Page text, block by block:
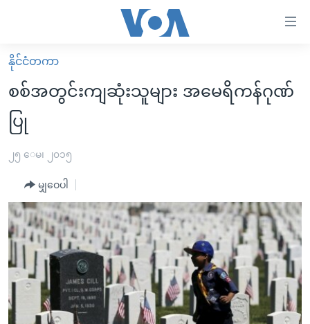
လွယ်ကူ
စေ
သည့်
Link
များ
အကြောင်းအရာ
သို့
ကျော်
ကြည့်
အ
မူလစာမျက်နှာ
မြန်မာ
ကမ္ဘာ့သတင်းများ
အစ္စရေး-ပါလက်စတိုင်း
ရပ်ဝန်းတခု လမ်းတခု အလွန်
အင်္ဂလိပ်စာလေ့လာမယ်
အမေရိကန်သုံးအီဒီယံ
မကြေးမုံရဲ့ အင်္ဂလိပ်စာ
ရုပ်ရှင်ထဲက အင်္ဂလိပ်စာ
အပတ်စဉ်ကဏ္ဍများ
ရေဒီယို
ရေဒီယိုနှင့်ရုပ်သံ အချက်အလက်များ
ရေဒီယို/တီဗွီအစီအစဉ်
နိုင်ငံတကာ
စစ်အတွင်းကျဆုံးသူများ အမေရိကန်ဂုဏ်
ပြု
၂၅ ေမ၊ ၂၀၁၅
မျှဝေပါ